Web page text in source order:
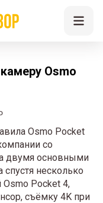
Osmo
Osmo Pocket
со
двумя основными
несколько
Osmo Pocket 4,
съёмку 4K при